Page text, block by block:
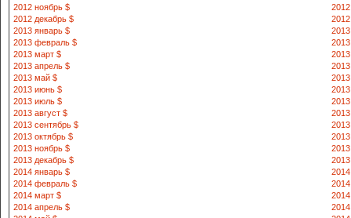
2012 ноябрь $
2012 декабрь $
2013 январь $
2013 февраль $
2013 март $
2013 апрель $
2013 май $
2013 июнь $
2013 июль $
2013 август $
2013
2013 сентябрь $
2013 октябрь $
2013 ноябрь $
2013 декабрь $
2014 январь $
2014 февраль $
2014 март $
2014 апрель $